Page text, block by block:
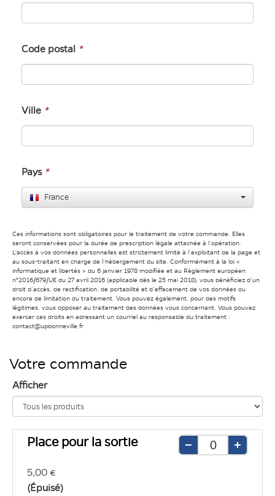
Code postal *
Ville *
Pays *
France
Ces informations sont obligatoires pour le traitement de votre commande. Elles
seront conservées pour la durée de prescription légale attachée à l’opération.
L'accès à vos données personnelles est strictement limité à l’exploitant de la page et
au sous-traitant en charge de l’hébergement du site. Conformément à la loi «
informatique et libertés » du 6 janvier 1978 modifiée et au Règlement européen
n°2016/679/UE du 27 avril 2016 (applicable dès le 25 mai 2018), vous bénéficiez d’un
droit d’accès, de rectification, de portabilité et d’effacement de vos données ou
encore de limitation du traitement. Vous pouvez également, pour des motifs
légitimes, vous opposer au traitement des données vous concernant. Vous pouvez
exercer ces droits en adressant un courriel au responsable du traitement :
contact@upbonneville.fr
Votre commande
Afficher
Place pour la sortie
5,00 €
(Épuisé)
Retirer
Ajouter